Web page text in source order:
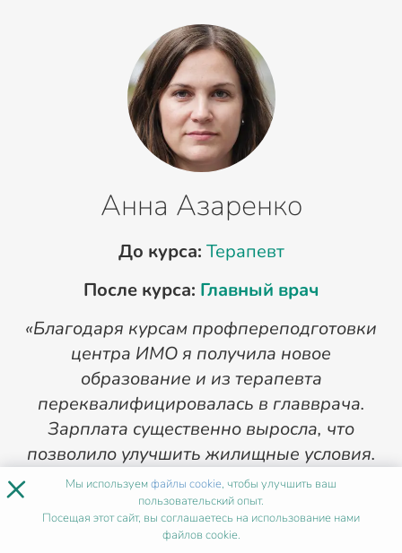
Анна Азаренко
До курса: Терапевт
После курса: Главный врач
«Благодаря курсам профпереподготовки
центра ИМО я получила новое
образование и из терапевта
переквалифицировалась в главврача.
Зарплата существенно выросла, что
позволило улучшить жилищные условия.
Теперь отправляю всех бывших коллег, а
ныне своих сотрудников на курсы в ИМО».
1/4
× Мы используемфайлы cookie, чтобы улучшить ваш
пользовательский опыт.
Посещая этот сайт, вы соглашаетесь на использование нами
файлов cookie.